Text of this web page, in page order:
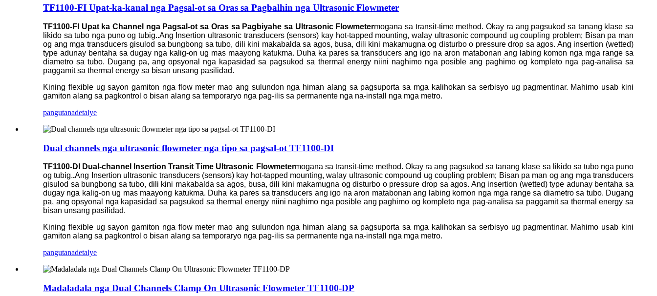
TF1100-FI Upat-ka-kanal nga Pagsal-ot sa Oras sa Pagbalhin nga Ultrasonic Flowmeter
TF1100-FI Upat ka Channel nga Pagsal-ot sa Oras sa Pagbiyahe sa Ultrasonic Flowmetermogana sa transit-time method. Okay ra ang pagsukod sa tanang klase sa
likido sa tubo nga puno og tubig..Ang Insertion ultrasonic transducers (sensors) kay hot-tapped mounting, walay ultrasonic compound ug coupling problem; Bisan pa man
og ang mga transducers gisulod sa bungbong sa tubo, dili kini makabalda sa agos, busa, dili kini makamugna og disturbo o pressure drop sa agos. Ang insertion (wetted)
type adunay bentaha sa dugay nga kalig-on ug mas maayong katukma. Duha ka pares sa transducers ang igo na aron matabonan ang labing komon nga mga range sa
diametro sa tubo. Dugang pa, ang opsyonal nga kapasidad sa pagsukod sa thermal energy niini naghimo nga posible ang paghimo og kompleto nga pag-analisa sa
paggamit sa thermal energy sa bisan unsang pasilidad.
Kining flexible ug sayon ​​gamiton nga flow meter mao ang sulundon nga himan alang sa pagsuporta sa mga kalihokan sa serbisyo ug pagmentinar. Mahimo usab kini
gamiton alang sa pagkontrol o bisan alang sa temporaryo nga pag-ilis sa permanente nga na-install nga mga metro.
pangutanadetalye
Dual channels nga ultrasonic flowmeter nga tipo sa pagsal-ot TF1100-DI
TF1100-DI Dual-channel Insertion Transit Time Ultrasonic Flowmetermogana sa transit-time method. Okay ra ang pagsukod sa tanang klase sa likido sa tubo nga puno
og tubig..Ang Insertion ultrasonic transducers (sensors) kay hot-tapped mounting, walay ultrasonic compound ug coupling problem; Bisan pa man og ang mga transducers
gisulod sa bungbong sa tubo, dili kini makabalda sa agos, busa, dili kini makamugna og disturbo o pressure drop sa agos. Ang insertion (wetted) type adunay bentaha sa
dugay nga kalig-on ug mas maayong katukma. Duha ka pares sa transducers ang igo na aron matabonan ang labing komon nga mga range sa diametro sa tubo. Dugang
pa, ang opsyonal nga kapasidad sa pagsukod sa thermal energy niini naghimo nga posible ang paghimo og kompleto nga pag-analisa sa paggamit sa thermal energy sa
bisan unsang pasilidad.
Kining flexible ug sayon ​​gamiton nga flow meter mao ang sulundon nga himan alang sa pagsuporta sa mga kalihokan sa serbisyo ug pagmentinar. Mahimo usab kini
gamiton alang sa pagkontrol o bisan alang sa temporaryo nga pag-ilis sa permanente nga na-install nga mga metro.
pangutanadetalye
Madaladala nga Dual Channels Clamp On Ultrasonic Flowmeter TF1100-DP